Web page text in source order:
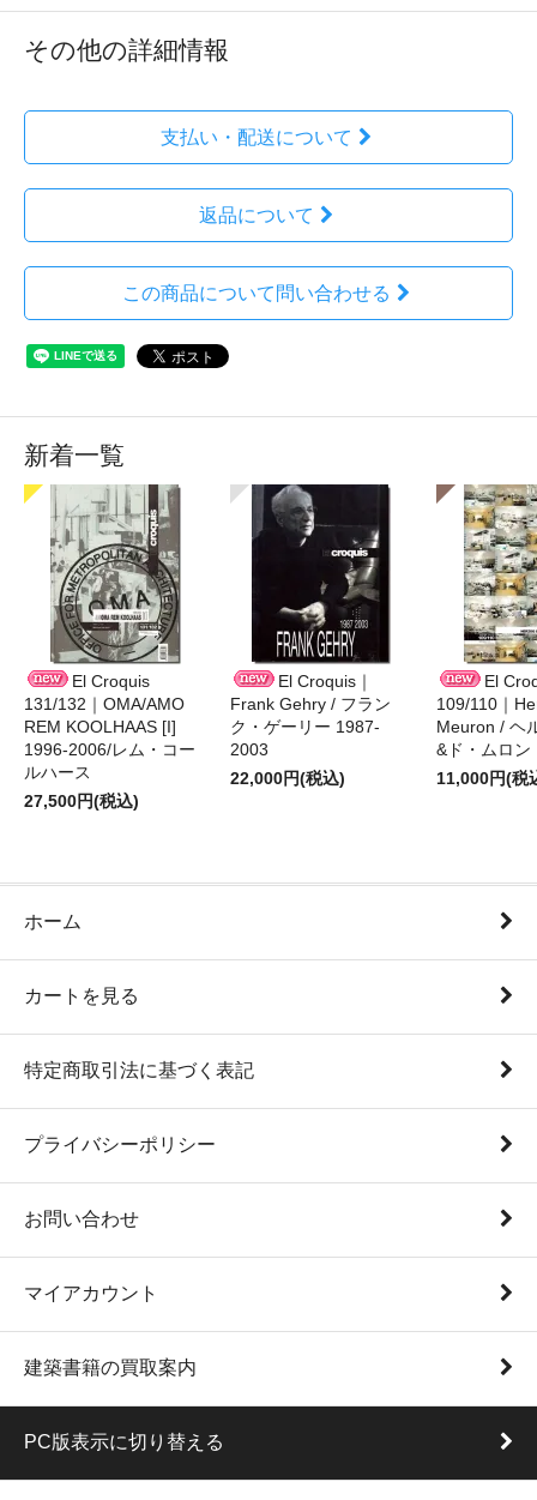
その他の詳細情報
支払い・配送について
返品について
この商品について問い合わせる
新着一覧
El Croquis
131/132｜OMA/AMO
REM KOOLHAAS [I]
1996-2006/レム・コー
ルハース
27,500円(税込)
El Croquis｜
Frank Gehry / フラン
ク・ゲーリー 1987-
2003
22,000円(税込)
El
109/110｜
Meuron / ヘ
&ド・ムロ
11,000円(税
ホーム
カートを見る
特定商取引法に基づく表記
プライバシーポリシー
お問い合わせ
マイアカウント
建築書籍の買取案内
PC版表示に切り替える